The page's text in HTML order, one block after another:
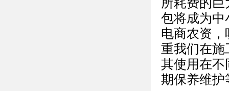
所耗费的
包将成为中
电商农资
重我们在施
其使用在不
期保养维护